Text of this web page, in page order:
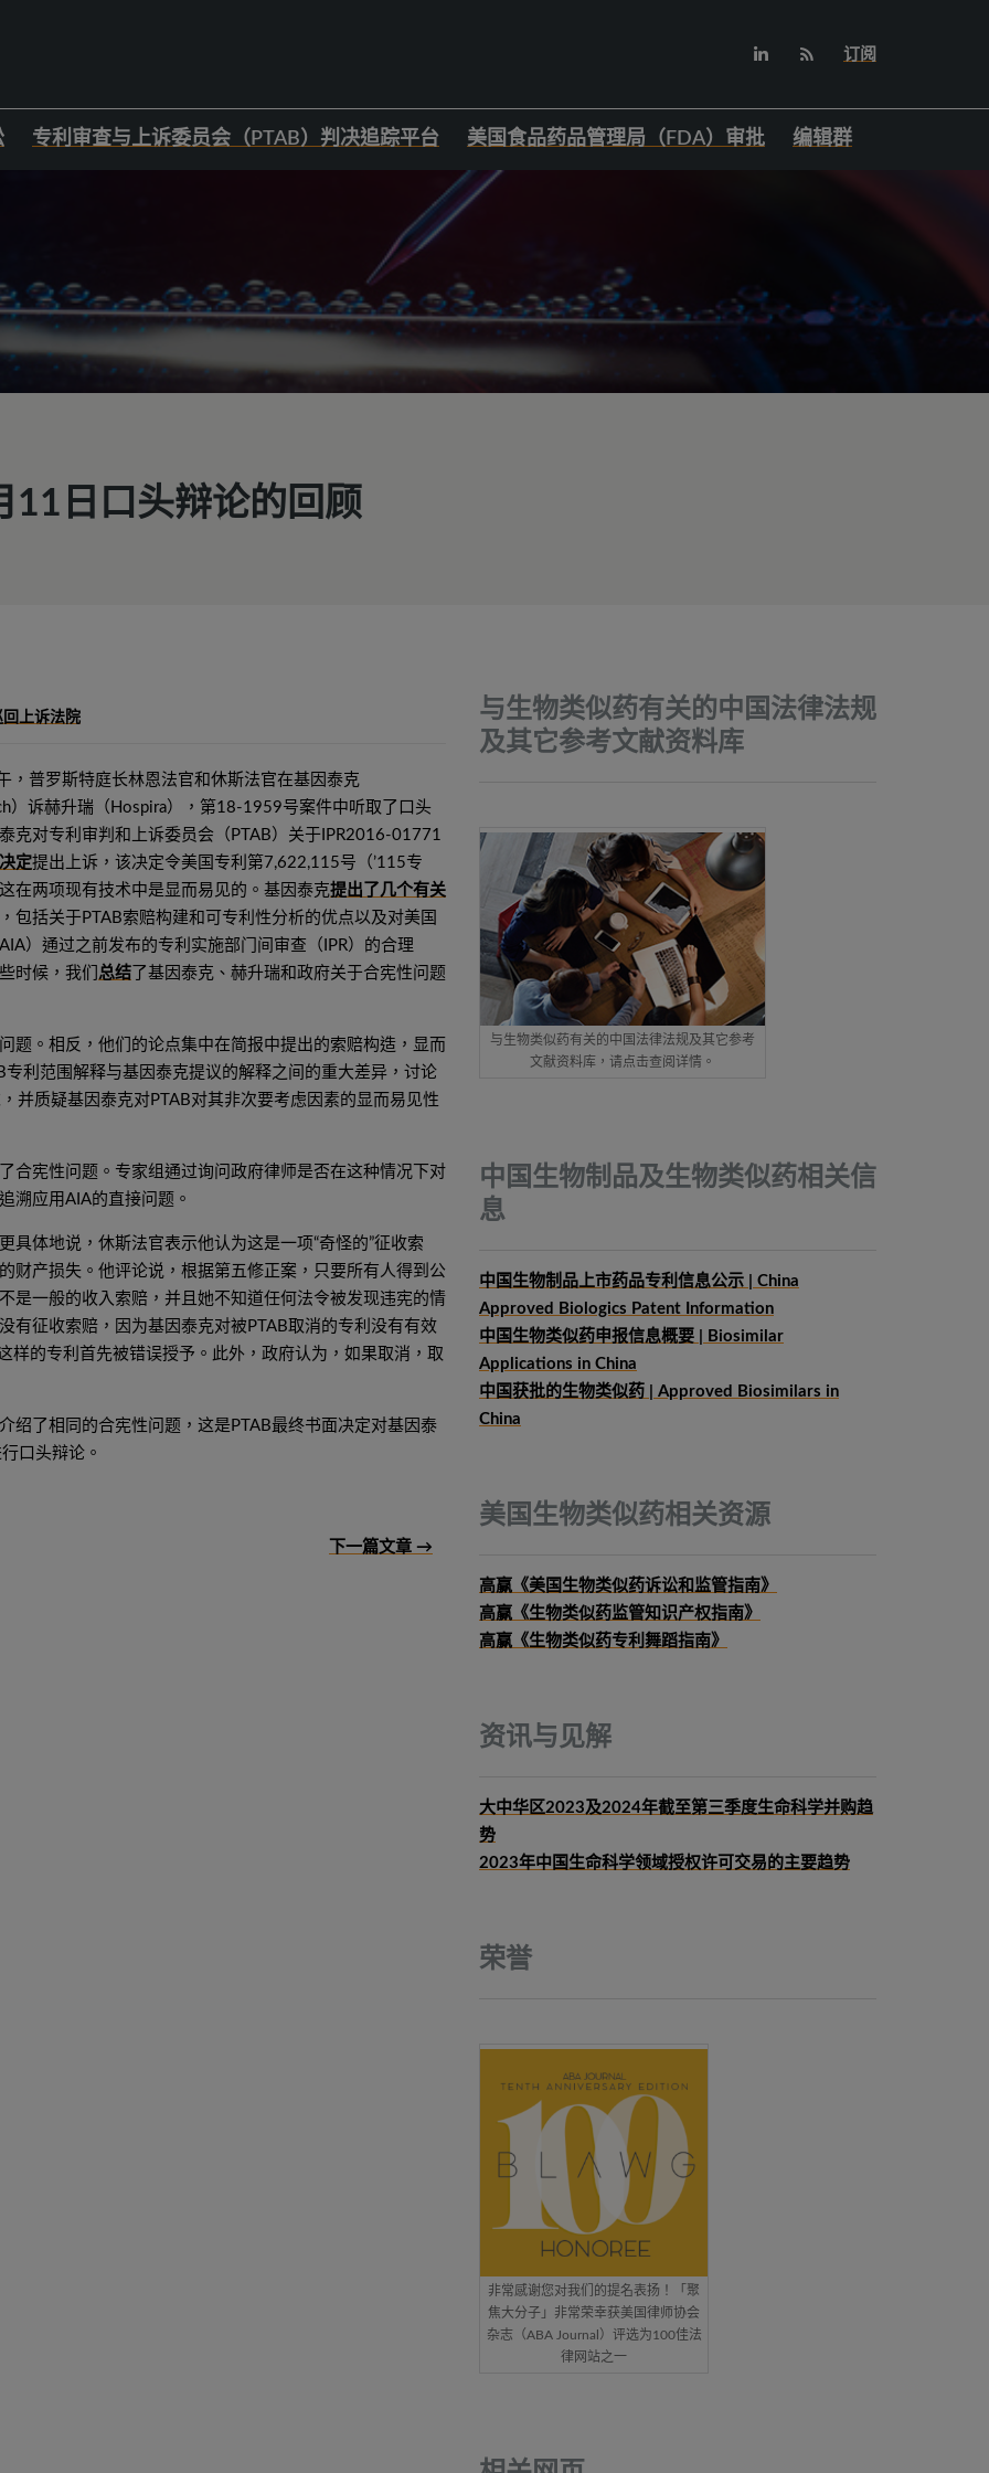
订阅
专利审查与上诉委员会（PTAB）判决追踪平台 美国食品药品管理局（FDA）审批 编辑群
11日口头辩论的回顾
上诉法院
，普罗斯特庭长林恩法官和休斯法官在基因泰克
）诉赫升瑞（Hospira），第18-1959号案件中听取了口头
克对专利审判和上诉委员会（PTAB）关于IPR2016-01771
定提出上诉，该决定令美国专利第7,622,115号（’115专
在两项现有技术中是显而易见的。基因泰克提出了几个有关
，包括关于PTAB索赔构建和可专利性分析的优点以及对美国
）通过之前发布的专利实施部门间审查（IPR）的合理
时候，我们 总结 了基因泰克、赫升瑞和政府关于合宪性问题
题。相反，他们的论点集中在简报中提出的索赔构造，显而
利范围解释与基因泰克提议的解释之间的重大差异，讨论
并质疑基因泰克对PTAB对其非次要考虑因素的显而易见性
合宪性问题。专家组通过询问政府律师是否在这种情况下对
溯应用AIA的直接问题。
体地说，休斯法官表示他认为这是一项“奇怪的”征收索
财产损失。他评论说，根据第五修正案，只要所有人得到公
是一般的收入索赔，并且她不知道任何法令被发现违宪的情
有征收索赔，因为基因泰克对被PTAB取消的专利没有有效
样的专利首先被错误授予。此外，政府认为，如果取消，取
了相同的合宪性问题，这是PTAB最终书面决定对基因泰
口头辩论。
下一篇文章 →
与生物类似药有关的中国法律法规
及其它参考文献资料库
与生物类似药有关的中国法律法规及其它参考
文献资料库，请点击查阅详情。
中国生物制品及生物类似药相关信
息
中国生物制品上市药品专利信息公示 | China
Approved Biologics Patent Information
中国生物类似药申报信息概要 | Biosimilar
Applications in China
中国获批的生物类似药 | Approved Biosimilars in
China
美国生物类似药相关资源
高赢《美国生物类似药诉讼和监管指南》
高赢《生物类似药监管知识产权指南》
高赢《生物类似药专利舞蹈指南》
资讯与见解
大中华区2023及2024年截至第三季度生命科学并购趋
势
2023年中国生命科学领域授权许可交易的主要趋势
荣誉
非常感谢您对我们的提名表扬！「聚
焦大分子」非常荣幸获美国律师协会
杂志（ABA Journal）评选为100佳法
律网站之一